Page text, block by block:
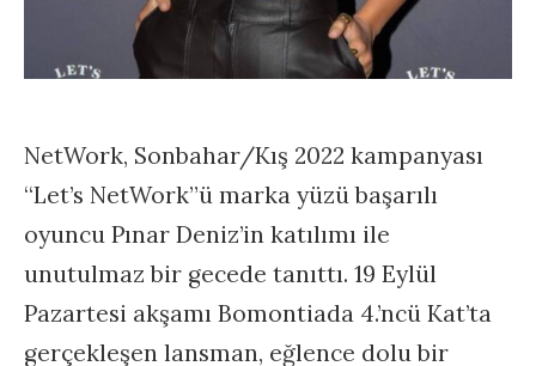
NetWork, Sonbahar/Kış 2022 kampanyası
“Let’s NetWork”ü marka yüzü başarılı
oyuncu Pınar Deniz’in katılımı ile
unutulmaz bir gecede tanıttı. 19 Eylül
Pazartesi akşamı Bomontiada 4.’ncü Kat’ta
gerçekleşen lansman, eğlence dolu bir